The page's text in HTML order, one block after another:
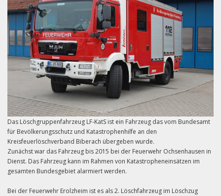
Das Löschgruppenfahrzeug LF-KatS ist ein Fahrzeug das vom Bundesamt
für Bevölkerungsschutz und Katastrophenhilfe an den
Kreisfeuerlöschverband Biberach übergeben wurde.
Zunächst war das Fahrzeug bis 2015 bei der Feuerwehr Ochsenhausen in
Dienst. Das Fahrzeug kann im Rahmen von Katastropheneinsätzen im
gesamten Bundesgebiet alarmiert werden.
Bei der Feuerwehr Erolzheim ist es als 2. Löschfahrzeug im Löschzug